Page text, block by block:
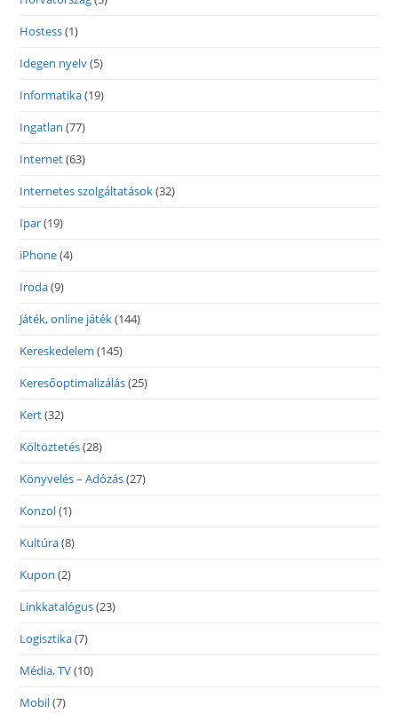
Hostess(1)
Idegen nyelv(5)
Informatika(19)
Ingatlan (77)
Internet(63)
Internetes szolgáltatások(32)
Ipar(19)
iPhone(4)
Iroda(9)
Játék, online játék(144)
Kereskedelem (145)
Keresőoptimalizálás(25)
Kert(32)
Költöztetés(28)
Könyvelés – Adózás(27)
Konzol(1)
Kultúra(8)
Kupon (2)
Linkkatalógus(23)
Logisztika(7)
Média, TV(10)
Mobil(7)